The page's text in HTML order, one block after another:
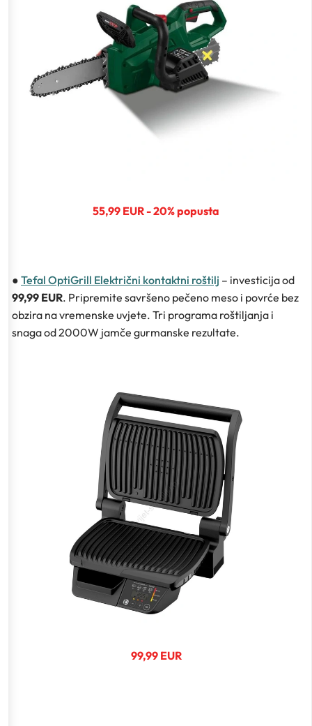
55,99 EUR - 20% popusta
● Tefal OptiGrill Električni kontaktni roštilj – investicija od
99,99 EUR. Pripremite savršeno pečeno meso i povrće bez
obzira na vremenske uvjete. Tri programa roštiljanja i
snaga od 2000W jamče gurmanske rezultate.
99,99 EUR